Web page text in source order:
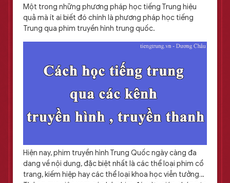
Một trong những phương pháp học tiếng Trung hiệu
quả mà ít ai biết đó chính là phương pháp học tiếng
Trung qua phim truyền hình trung quốc.
Hiện nay, phim truyền hình Trung Quốc ngày càng đa
dang về nội dung, đặc biệt nhất là các thể loại phim cổ
trang, kiếm hiệp hay các thể loại khoa học viễn tưởng…